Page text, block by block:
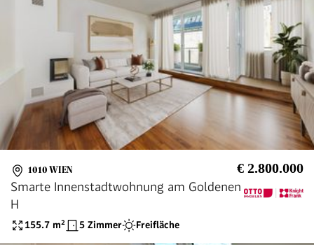
1010 WIEN € 2.800.000
Smarte Innenstadtwohnung am Goldenen
H
155.7 m² 5 Zimmer Freifläche